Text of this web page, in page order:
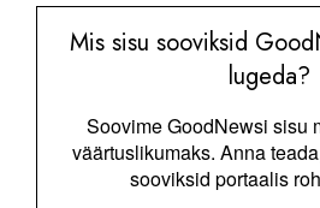
Mis sisu sooviksid
lugeda?
Soovime GoodNewsi sisu
väärtuslikumaks. Anna
sooviksid portaalis